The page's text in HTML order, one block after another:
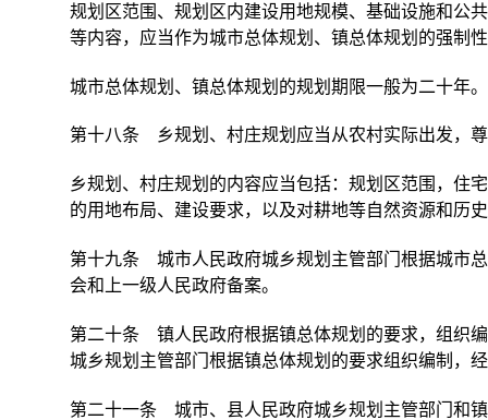
规划区范围、规划区内建设用地规模、基础设施和公
等内容，应当作为城市总体规划、镇总体规划的强制
城市总体规划、镇总体规划的规划期限一般为二十年
第十八条 乡规划、村庄规划应当从农村实际出发，
乡规划、村庄规划的内容应当包括：规划区范围，住
的用地布局、建设要求，以及对耕地等自然资源和历
第十九条 城市人民政府城乡规划主管部门根据城市
会和上一级人民政府备案。
第二十条 镇人民政府根据镇总体规划的要求，组织
城乡规划主管部门根据镇总体规划的要求组织编制，
第二十一条 城市、县人民政府城乡规划主管部门和